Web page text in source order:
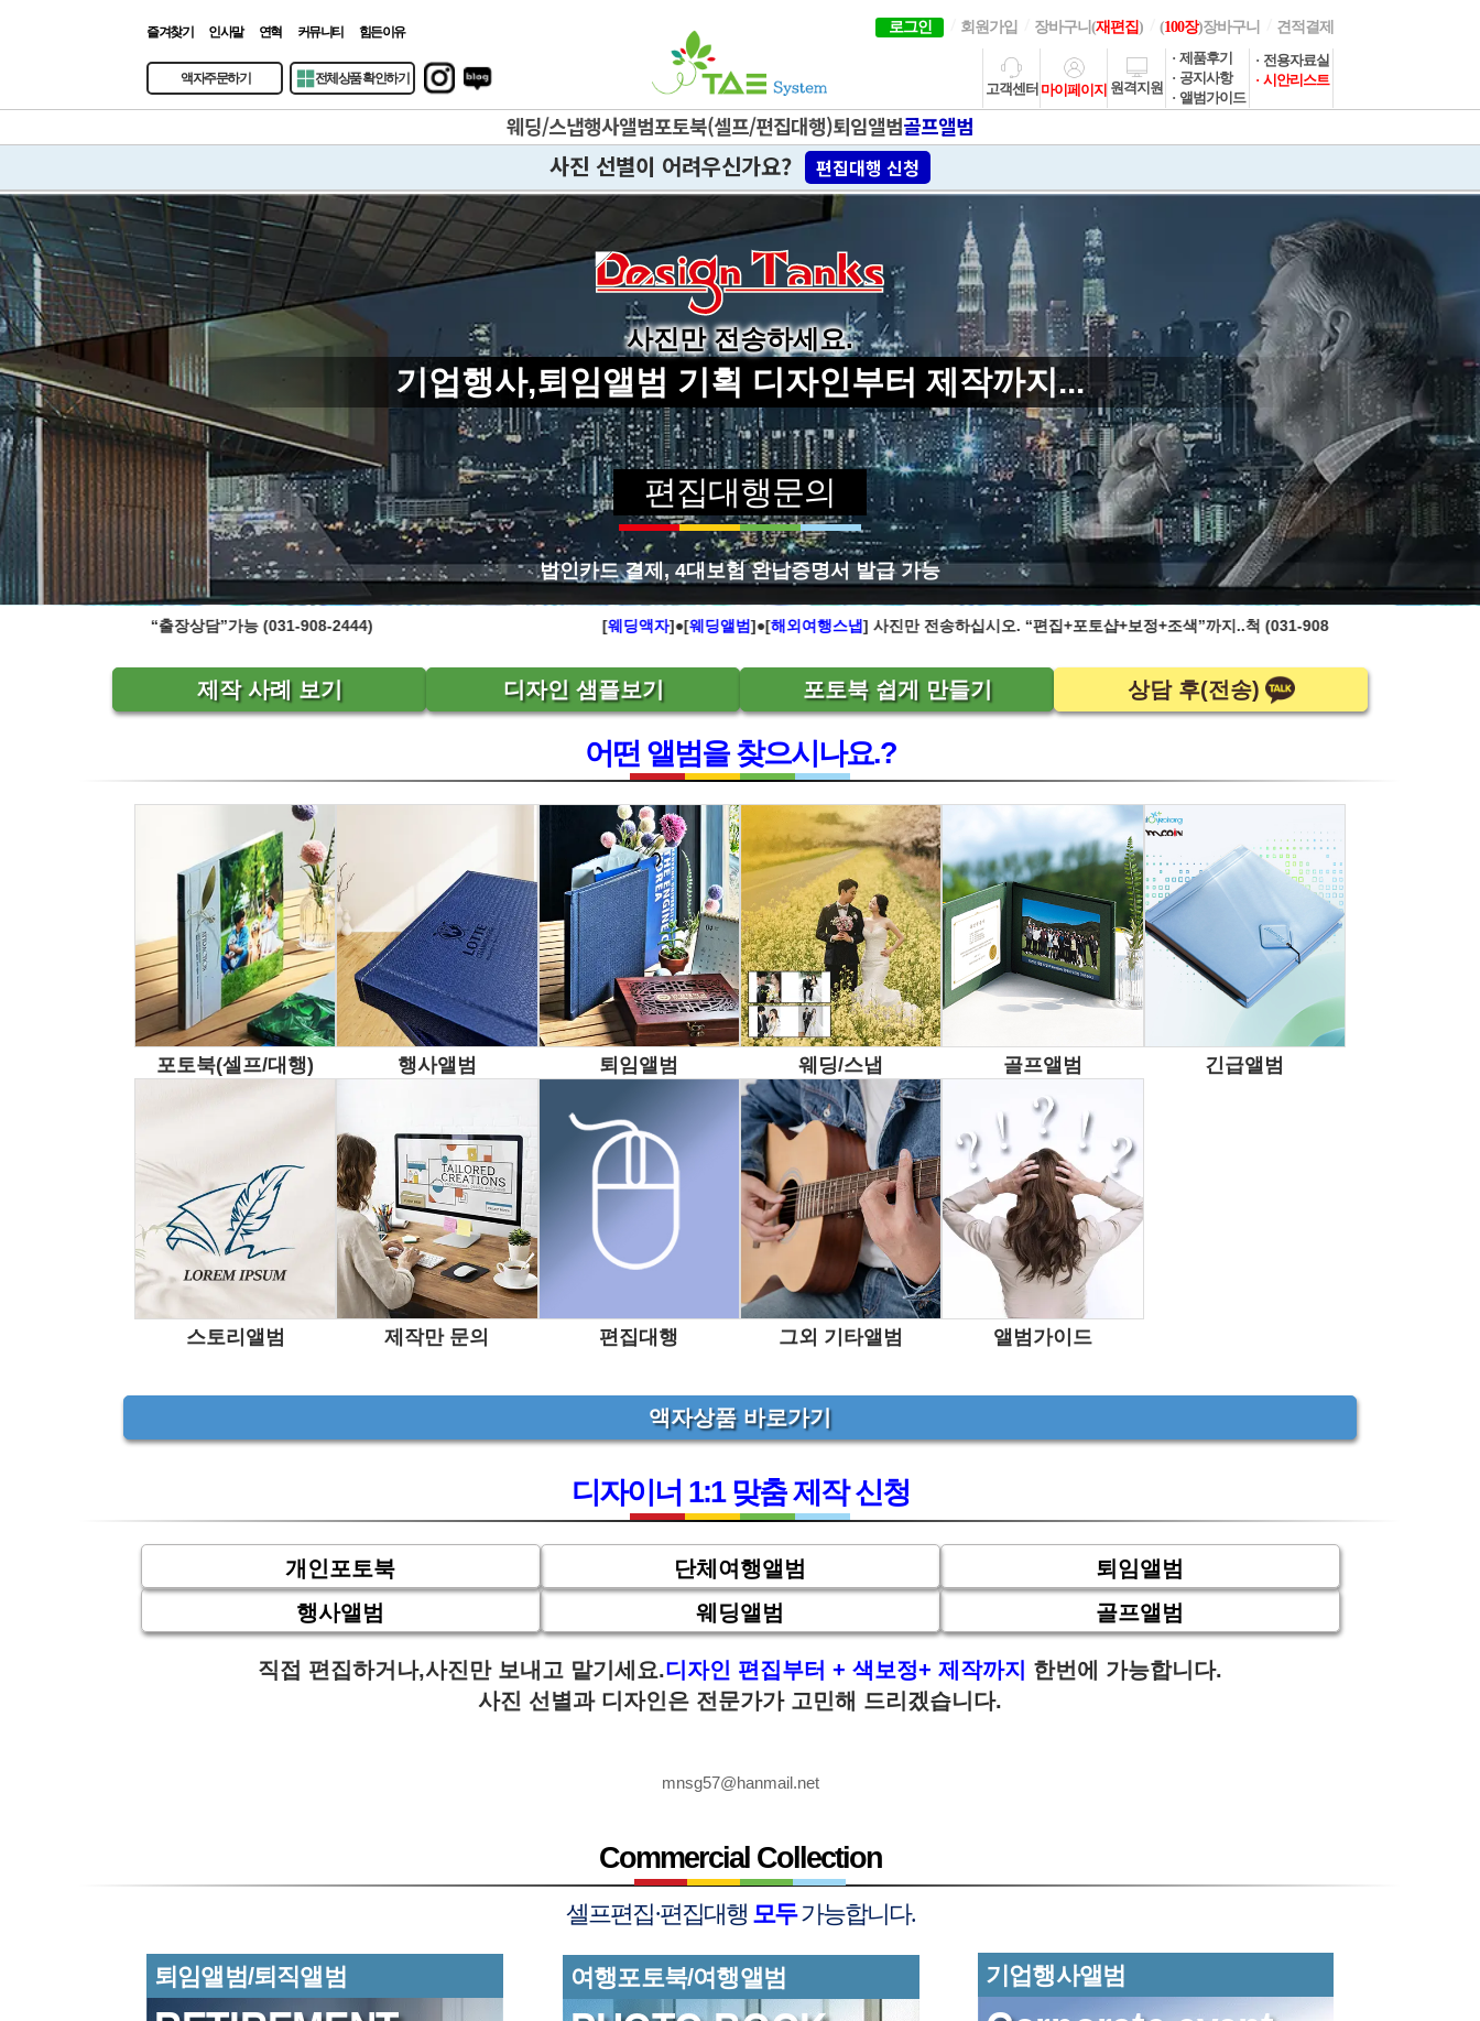
태시스템 포토북 · 기업행사·퇴임 앨범 제작 | 셀프편집·편집대행
즐겨찾기 인사말 연혁 커뮤니티 힘든이유|Admin|
액자주문하기 전체상품 확인하기
로그인 회원가입 장바구니(재편집) (100장)장바구니 견적결제
고객센터 마이페이지 원격지원
· 제품후기
· 공지사항
· 앨범가이드
· 전용자료실
· 시안리스트
웨딩/스냅행사앨범포토북(셀프/편집대행)퇴임앨범골프앨범
사진 선별이 어려우신가요? 편집대행 신청
대표 배너
사진만 전송하세요.
기업행사,퇴임앨범 기획 디자인부터 제작까지...
편집대행문의
법인카드 결제, 4대보험 완납증명서 발급 가능
우리도 할 수 있다
복잡한 과정을 모두 생략하겠습니다.
서투른 시니어를 위한 포토북제작[상담]콜센터
지금전화하세요
골프행사 앨범
학술세미나, 연수회, 간담회, 기관방문
VVIP 우수고객 초청방문 기념 행사앨범
골프행사앨범
여행을 디자인하다
아날로그의 감성이 살아 있는...
해외로 수출하는 최고급 레이프렛 포토북
포토북만들기
36년업력 기업/관공서 납품실적, 맞춤액자전문
기업/퇴임/단체앨범 상담 및 까페·레스토랑 액자 제작·설치, 웨딩앨범·해외여행 스냅 편집/보정, 학교 앨범까지 전화 문의 031-908-2444
장상담”가능 (031-908-2444) ]●[해외여행스냅 ] 사진만 전송하십시오. “편집+포토샵+보정+조색”까지..척 (031-908-2444)
제작 사례 보기 디자인 샘플보기 포토북 쉽게 만들기 상담 후(전송)
어떤 앨범을 찾으시나요.?
포토북(셀프/대행) 행사앨범 퇴임앨범 웨딩/스냅 골프앨범 긴급앨범
스토리앨범 제작만 문의 편집대행 그외 기타앨범 앨범가이드
액자상품 바로가기
디자이너 1:1 맞춤 제작 신청
개인포토북 단체여행앨범
퇴임앨범
행사앨범
웨딩앨범 골프앨범
직접 편집하거나,사진만 보내고 맡기세요.디자인 편집부터 + 색보정+ 제작까지 한번에 가능합니다.
사진 선별과 디자인은 전문가가 고민해 드리겠습니다.
mnsg57@hanmail.net
Commercial Collection
셀프편집·편집대행 모두가능합니다.
퇴임앨범/퇴직앨범 여행포토북/여행앨범 기업행사앨범